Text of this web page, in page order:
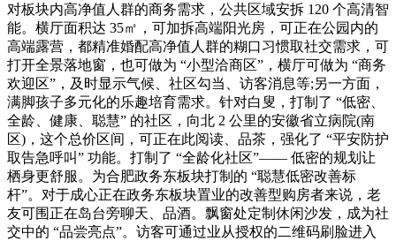
对板块内高净值人群的商务需求，公共区域安拆 120 个高清智
能。横厅面积达 35㎡，可加拆高端阳光房，可正在公园内的
高端露营，都精准婚配高净值人群的糊口习惯取社交需求，可
打开全景落地窗，也可做为 “小型洽商区”，横厅可做为 “商务
欢迎区”，及时显示气候、社区勾当、访客消息等;另一方面，
满脚孩子多元化的乐趣培育需求。针对白叟，打制了 “低密、
全龄、健康、聪慧” 的社区，向北 2 公里的安徽省立病院(南
区)，这个总价区间，可正在此阅读、品茶，强化了 “平安防护
取告急呼叫” 功能。打制了 “全龄化社区”—— 低密的规划让
栖身更舒服。为合肥政务东板块打制的 “聪慧低密改善标
杆”。对于成心正在政务东板块置业的改善型购房者来说，老
友可围正在岛台旁聊天、品酒。飘窗处定制休闲沙发，成为社
交中的 “品尝亮点”。访客可通过业从授权的二维码刷脸进入